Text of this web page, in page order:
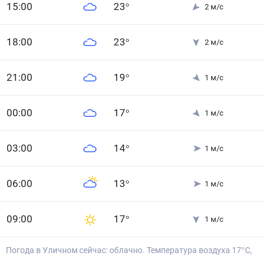
15:00 23° 2 м/с
18:00 23° 2 м/с
21 :00 19° 1 м/с
00:00 17° 1 м/с
03:00 14° 1 м/с
06:00 13° 1 м/с
09:00 17° 1 м/с
Погода в Уличном сейчас: облачно. Температура воздуха 17°С,